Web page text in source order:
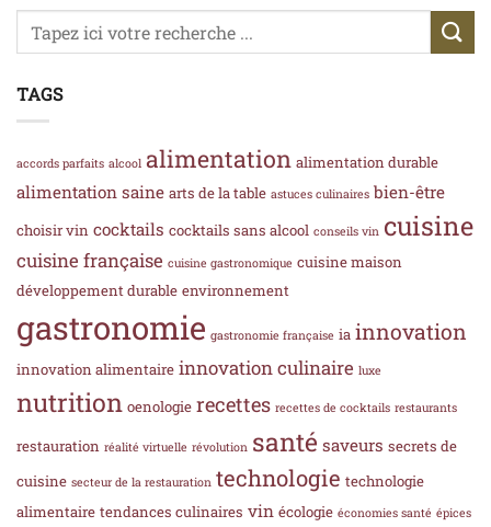
TAGS
accords parfaits alcool alimentation alimentation durable
alimentation saine arts de la table astuces culinaires bien-être
choisir vin cocktails cocktails sans alcool conseils vin cuisine
cuisine française cuisine gastronomique cuisine maison
développement durable environnement
gastronomie gastronomie française ia innovation
innovation alimentaire innovation culinaire luxe
nutrition oenologie recettes recettes de cocktails restaurants
restauration réalité virtuelle révolution santé saveurs secrets de
cuisine secteur de la restauration technologie technologie
alimentaire tendances culinaires vin écologie économies santé épices